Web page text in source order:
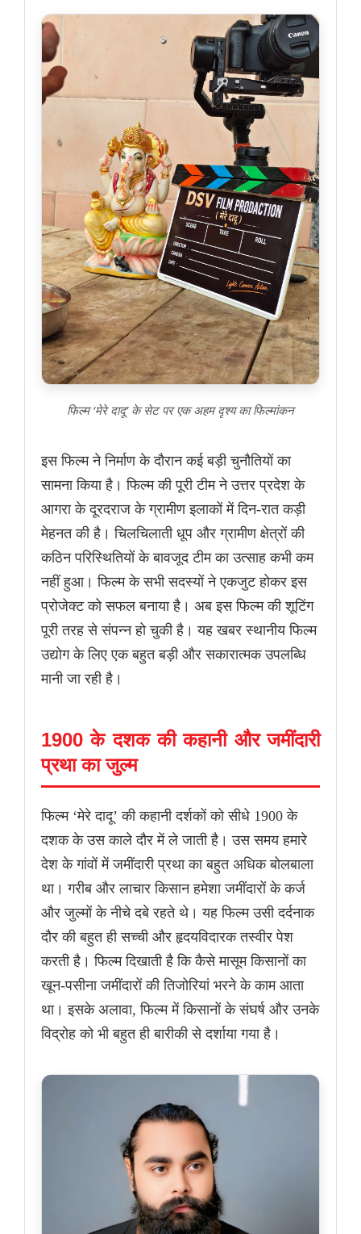
फिल्म ‘मेरे दादू’ के सेट पर एक अहम दृश्य का फिल्मांकन
इस फिल्म ने निर्माण के दौरान कई बड़ी चुनौतियों का
सामना किया है। फिल्म की पूरी टीम ने उत्तर प्रदेश के
आगरा के दूरदराज के ग्रामीण इलाकों में दिन-रात कड़ी
मेहनत की है। चिलचिलाती धूप और ग्रामीण क्षेत्रों की
कठिन परिस्थितियों के बावजूद टीम का उत्साह कभी कम
नहीं हुआ। फिल्म के सभी सदस्यों ने एकजुट होकर इस
प्रोजेक्ट को सफल बनाया है। अब इस फिल्म की शूटिंग
पूरी तरह से संपन्न हो चुकी है। यह खबर स्थानीय फिल्म
उद्योग के लिए एक बहुत बड़ी और सकारात्मक उपलब्धि
मानी जा रही है।
1900 के दशक की कहानी और जमींदारी
प्रथा का जुल्म
फिल्म ‘मेरे दादू’ की कहानी दर्शकों को सीधे 1900 के
दशक के उस काले दौर में ले जाती है। उस समय हमारे
देश के गांवों में जमींदारी प्रथा का बहुत अधिक बोलबाला
था। गरीब और लाचार किसान हमेशा जमींदारों के कर्ज
और जुल्मों के नीचे दबे रहते थे। यह फिल्म उसी दर्दनाक
दौर की बहुत ही सच्ची और हृदयविदारक तस्वीर पेश
करती है। फिल्म दिखाती है कि कैसे मासूम किसानों का
खून-पसीना जमींदारों की तिजोरियां भरने के काम आता
था। इसके अलावा, फिल्म में किसानों के संघर्ष और उनके
विद्रोह को भी बहुत ही बारीकी से दर्शाया गया है।